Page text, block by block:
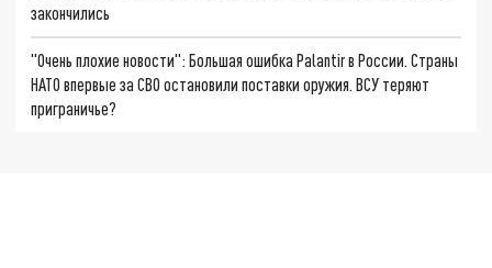
закончились
"Очень плохие новости": Большая ошибка Palantir в России. Страны
НАТО впервые за СВО остановили поставки оружия. ВСУ теряют
приграничье?